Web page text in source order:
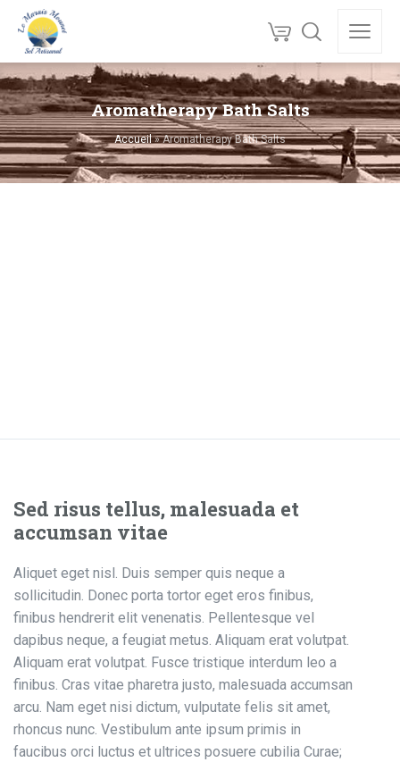
Aromatherapy Bath Salts
Accueil»Aromatherapy Bath Salts
Sed risus tellus, malesuada et
accumsan vitae
Aliquet eget nisl. Duis semper quis neque a
sollicitudin. Donec porta tortor eget eros finibus,
finibus hendrerit elit venenatis. Pellentesque vel
dapibus neque, a feugiat metus. Aliquam erat volutpat.
Aliquam erat volutpat. Fusce tristique interdum leo a
finibus. Cras vitae pharetra justo, malesuada accumsan
arcu. Nam eget nisi dictum, vulputate felis sit amet,
rhoncus nunc. Vestibulum ante ipsum primis in
faucibus orci luctus et ultrices posuere cubilia Curae;